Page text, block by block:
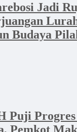
Jadi
Budaya
Puji Progres
Pemkot